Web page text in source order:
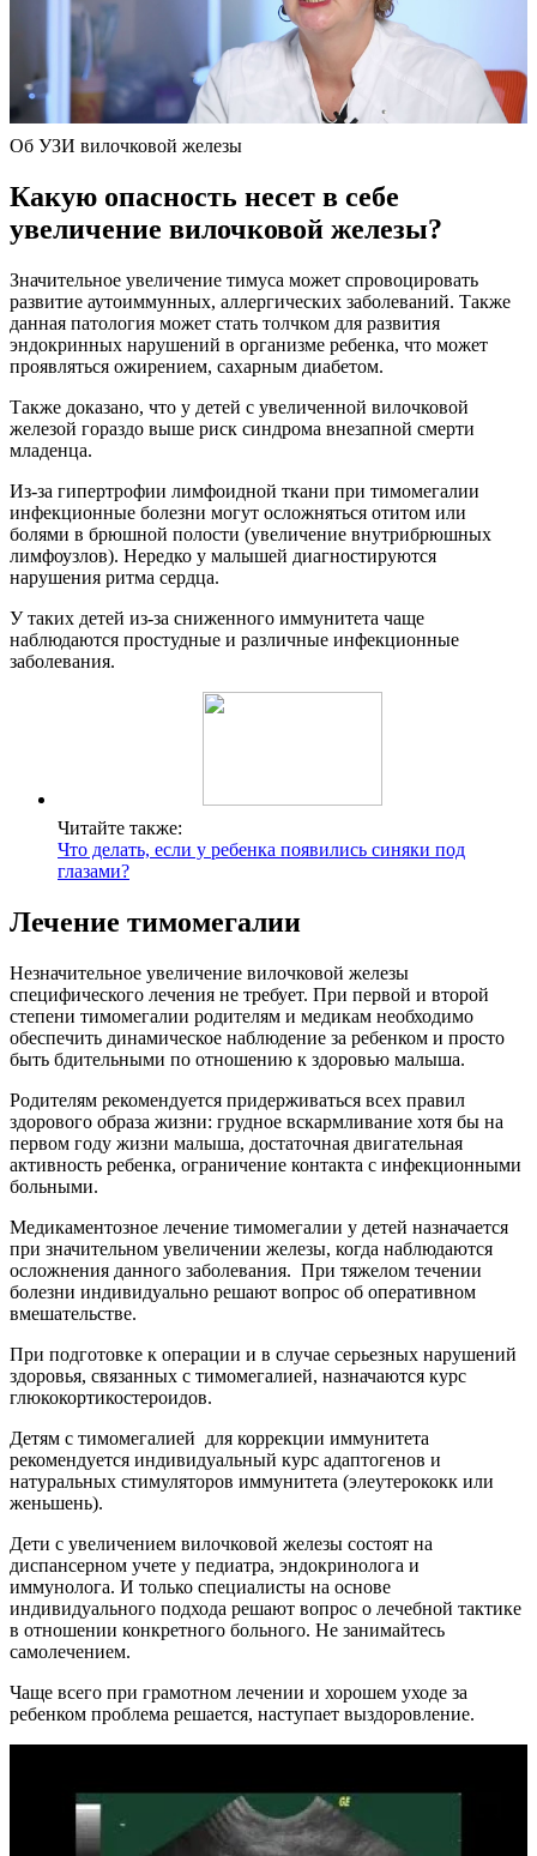
Об УЗИ вилочковой железы
Какую опасность несет в себе
увеличение вилочковой железы?
Значительное увеличение тимуса может спровоцировать
развитие аутоиммунных, аллергических заболеваний. Также
данная патология может стать толчком для развития
эндокринных нарушений в организме ребенка, что может
проявляться ожирением, сахарным диабетом.
Также доказано, что у детей с увеличенной вилочковой
железой гораздо выше риск синдрома внезапной смерти
младенца.
Из-за гипертрофии лимфоидной ткани при тимомегалии
инфекционные болезни могут осложняться отитом или
болями в брюшной полости (увеличение внутрибрюшных
лимфоузлов). Нередко у малышей диагностируются
нарушения ритма сердца.
У таких детей из-за сниженного иммунитета чаще
наблюдаются простудные и различные инфекционные
заболевания.
Читайте также:
Что делать, если у ребенка появились синяки под
глазами?
Лечение тимомегалии
Незначительное увеличение вилочковой железы
специфического лечения не требует. При первой и второй
степени тимомегалии родителям и медикам необходимо
обеспечить динамическое наблюдение за ребенком и просто
быть бдительными по отношению к здоровью малыша.
Родителям рекомендуется придерживаться всех правил
здорового образа жизни: грудное вскармливание хотя бы на
первом году жизни малыша, достаточная двигательная
активность ребенка, ограничение контакта с инфекционными
больными.
Медикаментозное лечение тимомегалии у детей назначается
при значительном увеличении железы, когда наблюдаются
осложнения данного заболевания. При тяжелом течении
болезни индивидуально решают вопрос об оперативном
вмешательстве.
При подготовке к операции и в случае серьезных нарушений
здоровья, связанных с тимомегалией, назначаются курс
глюкокортикостероидов.
Детям с тимомегалией для коррекции иммунитета
рекомендуется индивидуальный курс адаптогенов и
натуральных стимуляторов иммунитета (элеутерококк или
женьшень).
Дети с увеличением вилочковой железы состоят на
диспансерном учете у педиатра, эндокринолога и
иммунолога. И только специалисты на основе
индивидуального подхода решают вопрос о лечебной тактике
в отношении конкретного больного. Не занимайтесь
самолечением.
Чаще всего при грамотном лечении и хорошем уходе за
ребенком проблема решается, наступает выздоровление.